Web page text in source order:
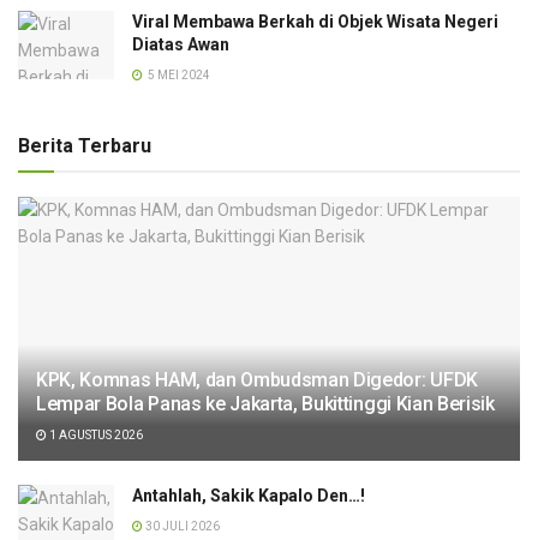
Viral Membawa Berkah di Objek Wisata Negeri
Diatas Awan
5 MEI 2024
Berita Terbaru
KPK, Komnas HAM, dan Ombudsman Digedor: UFDK
Lempar Bola Panas ke Jakarta, Bukittinggi Kian Berisik
1 AGUSTUS 2026
Antahlah, Sakik Kapalo Den…!
30 JULI 2026